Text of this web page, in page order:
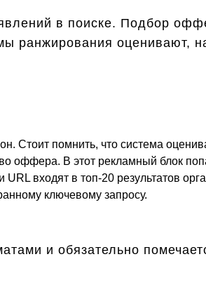
в поиске. Подбор
ранжирования оценивают,
Стоит помнить, что система
оффера. В этот рекламный блок
URL входят в топ-20 результатов
ключевому запросу.
и обязательно